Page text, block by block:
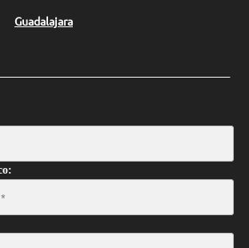
Guadalajara